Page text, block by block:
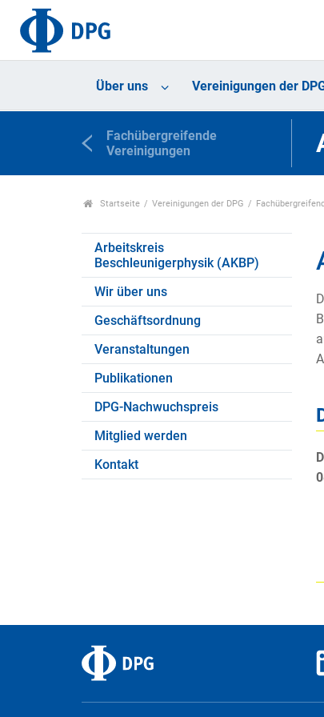
Über uns Vereinigungen der
Fachübergreifende
Vereinigungen
Startseite Vereinigungen der DPG
Arbeitskreis
Beschleunigerphysik (AKBP)
Wir über uns
Geschäftsordnung
Veranstaltungen
Publikationen
DPG-Nachwuchspreis
Mitglied werden
Kontakt